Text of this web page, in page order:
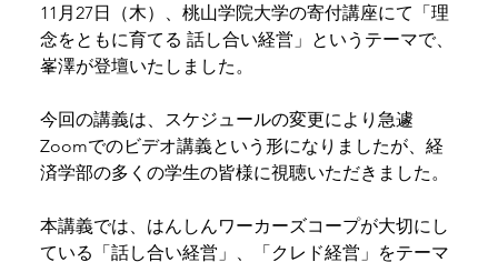
11月27日（木）、桃山学院大学の寄付講座にて「理
念をともに育てる 話し合い経営」というテーマで、
峯澤が登壇いたしました。
今回の講義は、スケジュールの変更により急遽
Zoomでのビデオ講義という形になりましたが、経
済学部の多くの学生の皆様に視聴いただきました。
本講義では、はんしんワーカーズコープが大切にし
ている「話し合い経営」、「クレド経営」をテーマ